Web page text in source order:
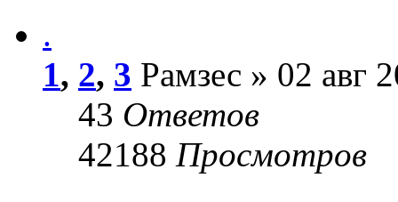
.
1, 2, 3 Рамзес » 02 авг
43 Ответов
42188 Просмотров